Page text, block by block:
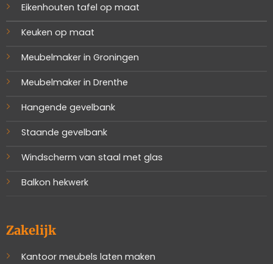
Eikenhouten tafel op maat
Keuken op maat
Meubelmaker in Groningen
Meubelmaker in Drenthe
Hangende gevelbank
Staande gevelbank
Windscherm van staal met glas
Balkon hekwerk
Zakelijk
Kantoor meubels laten maken